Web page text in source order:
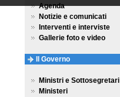
Agenda
Notizie e comunicati
Interventi e interviste
Gallerie foto e video
Il Governo
Ministri e Sottosegretari
Ministeri